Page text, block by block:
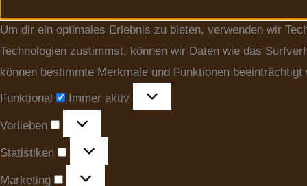
Um dir ein optimales Erlebnis zu bieten, verwenden wir
Technologien zustimmst, können wir Daten wie das
können bestimmte Merkmale und Funktionen beeinträchtigt
Funktional
Immer aktiv
Vorlieben
Statistiken
Marketing